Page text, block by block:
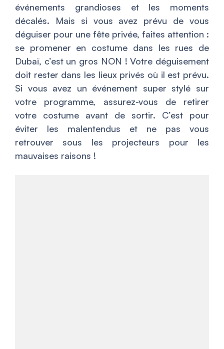
événements grandioses et les moments
décalés. Mais si vous avez prévu de vous
déguiser pour une fête privée, faites attention :
se promener en costume dans les rues de
Dubaï, c’est un gros NON ! Votre déguisement
doit rester dans les lieux privés où il est prévu.
Si vous avez un événement super stylé sur
votre programme, assurez-vous de retirer
votre costume avant de sortir. C’est pour
éviter les malentendus et ne pas vous
retrouver sous les projecteurs pour les
mauvaises raisons !